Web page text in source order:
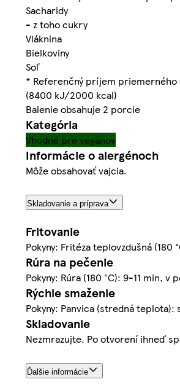
Sacharidy
- z toho cukry
Vláknina
Bielkoviny
Soľ
* Referenčný príjem priemerného
(8400 kJ/2000 kcal)
Balenie obsahuje 2 porcie
Kategória
Vhodné pre vegánov
Informácie o alergénoch
Môže obsahovať vajcia.
Skladovanie a príprava
Fritovanie
Pokyny: Fritéza teplovzdušná
Rúra na pečenie
Pokyny: Rúra (180 °C): 9-11 min,
Rýchle smaženie
Pokyny: Panvica (stredná
Skladovanie
Nezmrazujte. Po otvorení ihneď
Ďalšie informácie